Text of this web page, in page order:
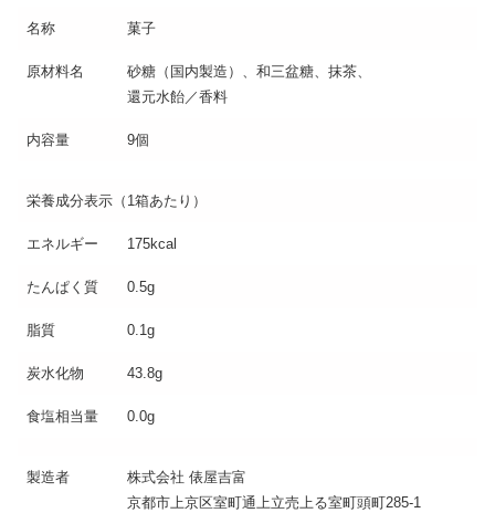
名称 菓子
原材料名
砂糖（国内製造）、和三盆糖、抹茶、
還元水飴／香料
内容量 9個
栄養成分表示（1箱あたり）
エネルギー 175kcal
たんぱく質 0.5g
脂質 0.1g
炭水化物 43.8g
食塩相当量 0.0g
製造者
株式会社 俵屋吉富
京都市上京区室町通上立売上る室町頭町285-1